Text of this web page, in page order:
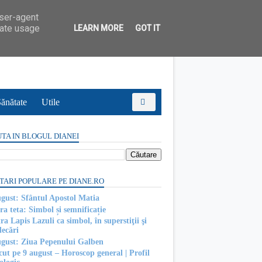
Utile
IN BLOGUL DIANEI
POPULARE PE DIANE.RO
Sfântul Apostol Matia
teta: Simbol și semnificație
Lapis Lazuli ca simbol, în superstiţii şi
Ziua Pepenului Galben
pe 9 august – Horoscop general | Profil
agent
usage
LEARN MORE GOT IT